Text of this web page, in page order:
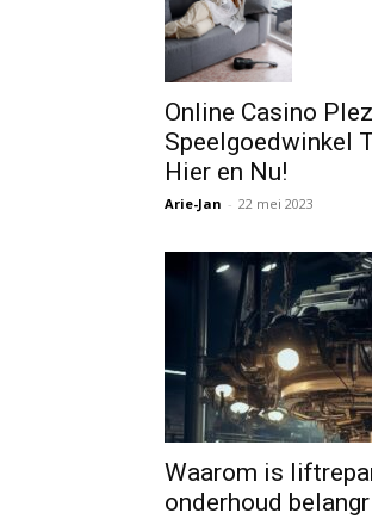
Online Casino
Speelgoedwinkel
Hier en Nu!
Arie-Jan - 22 mei 2023
Waarom is
onderhoud